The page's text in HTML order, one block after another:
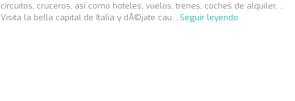
circuitos, cruceros, así como hoteles, vuelos, trenes, coches de alquiler, ...
Visita la bella capital de Italia y dÃ©jate cau... Seguir leyendo